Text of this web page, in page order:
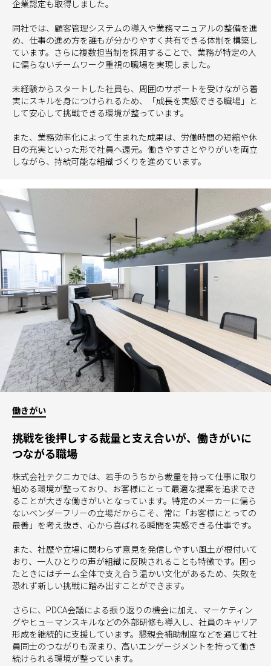
企業認定も取得しました。
同社では、顧客管理システムの導入や業務マニュアルの整備を進
め、仕事の進め方を誰もが分かりやすく共有できる体制を構築し
ています。さらに複数担当制を採用することで、業務が特定の人
に偏らないチームワーク重視の職場を実現しました。
未経験からスタートした社員も、周囲のサポートを受けながら着
実にスキルを身につけられるため、「成長を実感できる職場」と
して安心して挑戦できる環境が整っています。
また、業務効率化によって生まれた成果は、労働時間の短縮や休
日の充実といった形で社員へ還元。働きやすさとやりがいを両立
しながら、持続可能な組織づくりを進めています。
働きがい
挑戦を後押しする裁量と支え合いが、働きがいに
つながる職場
株式会社テクニカでは、若手のうちから裁量を持って仕事に取り
組める環境が整っており、お客様にとって最適な提案を追求でき
ることが大きな働きがいとなっています。特定のメーカーに偏ら
ないベンダーフリーの立場だからこそ、常に「お客様にとっての
最善」を考え抜き、心から喜ばれる瞬間を実感できる仕事です。
また、社歴や立場に関わらず意見を発信しやすい風土が根付いて
おり、一人ひとりの声が組織に反映されることも特徴です。困っ
たときにはチーム全体で支え合う温かい文化があるため、失敗を
恐れず新しい挑戦に踏み出すことができます。
さらに、PDCA会議による振り返りの機会に加え、マーケティン
グやヒューマンスキルなどの外部研修も導入し、社員のキャリア
形成を継続的に支援しています。懇親会補助制度などを通じて社
員同士のつながりも深まり、高いエンゲージメントを持って働き
続けられる環境が整っています。